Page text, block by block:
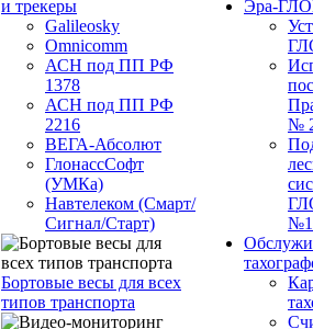
и трекеры
Galileosky
Omnicomm
АСН под ПП РФ
1378
АСН под ПП РФ
2216
ВЕГА-Абсолют
ГлонассСофт
(УМКа)
Навтелеком (Смарт/
Сигнал/Старт)
Бортовые весы для всех
типов транспорта
Эра-
№